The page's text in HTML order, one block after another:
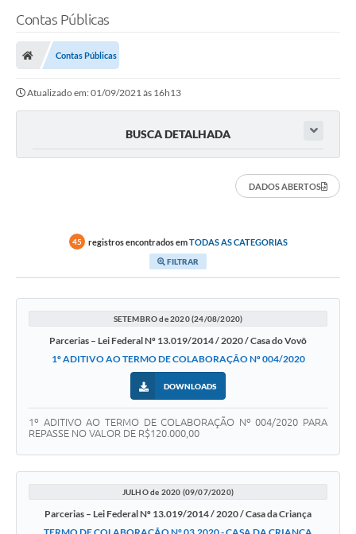
Contas Públicas
Contas Públicas
Atualizado em: 01/09/2021 às 16h13
BUSCA DETALHADA
DADOS ABERTOS
45 registros encontrados emTODAS AS CATEGORIAS
FILTRAR
SETEMBRO de 2020 (24/08/2020)
Parcerias – Lei Federal Nº 13.019/2014 / 2020 / Casa do Vovô
1º ADITIVO AO TERMO DE COLABORAÇÃO Nº 004/2020
DOWNLOADS
1º ADITIVO AO TERMO DE COLABORAÇÃO Nº 004/2020 PARA
REPASSE NO VALOR DE R$120.000,00
JULHO de 2020 (09/07/2020)
Parcerias – Lei Federal Nº 13.019/2014 / 2020 / Casa da Criança